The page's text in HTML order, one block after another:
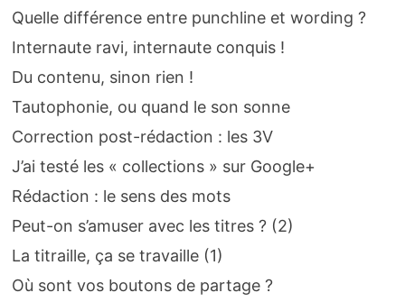
Quelle différence entre punchline et wording ?
Internaute ravi, internaute conquis !
Du contenu, sinon rien !
Tautophonie, ou quand le son sonne
Correction post-rédaction : les 3V
J’ai testé les « collections » sur Google+
Rédaction : le sens des mots
Peut-on s’amuser avec les titres ? (2)
La titraille, ça se travaille (1)
Où sont vos boutons de partage ?